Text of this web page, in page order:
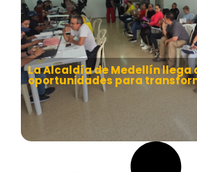
La Alcaldía de Medellín llega
oportunidades para